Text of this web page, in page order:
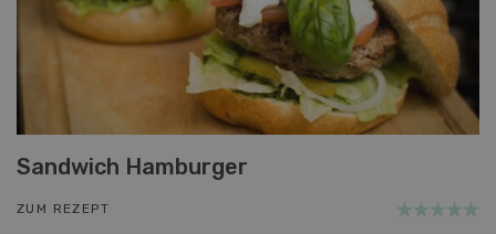
Sandwich Hamburger
ZUM REZEPT